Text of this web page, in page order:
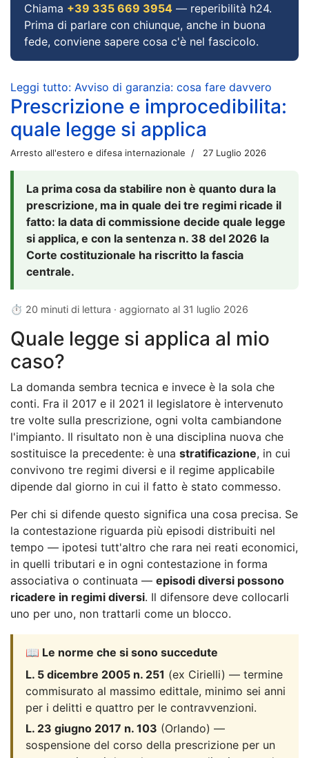
Chiama +39 335 669 3954 — reperibilità h24.
Prima di parlare con chiunque, anche in buona
fede, conviene sapere cosa c'è nel fascicolo.
Leggi tutto: Avviso di garanzia: cosa fare davvero
Prescrizione e improcedibilita:
quale legge si applica
Arresto all'estero e difesa internazionale 27 Luglio 2026
La prima cosa da stabilire non è quanto dura la
prescrizione, ma in quale dei tre regimi ricade il
fatto: la data di commissione decide quale legge
si applica, e con la sentenza n. 38 del 2026 la
Corte costituzionale ha riscritto la fascia
centrale.
⏱ 20 minuti di lettura · aggiornato al 31 luglio 2026
Quale legge si applica al mio
caso?
La domanda sembra tecnica e invece è la sola che
conti. Fra il 2017 e il 2021 il legislatore è intervenuto
tre volte sulla prescrizione, ogni volta cambiandone
l'impianto. Il risultato non è una disciplina nuova che
sostituisce la precedente: è una stratificazione, in cui
convivono tre regimi diversi e il regime applicabile
dipende dal giorno in cui il fatto è stato commesso.
Per chi si difende questo significa una cosa precisa. Se
la contestazione riguarda più episodi distribuiti nel
tempo — ipotesi tutt'altro che rara nei reati economici,
in quelli tributari e in ogni contestazione in forma
associativa o continuata — episodi diversi possono
ricadere in regimi diversi. Il difensore deve collocarli
uno per uno, non trattarli come un blocco.
📖 Le norme che si sono succedute
L. 5 dicembre 2005 n. 251 (ex Cirielli) — termine
commisurato al massimo edittale, minimo sei anni
per i delitti e quattro per le contravvenzioni.
L. 23 giugno 2017 n. 103 (Orlando) —
sospensione del corso della prescrizione per un